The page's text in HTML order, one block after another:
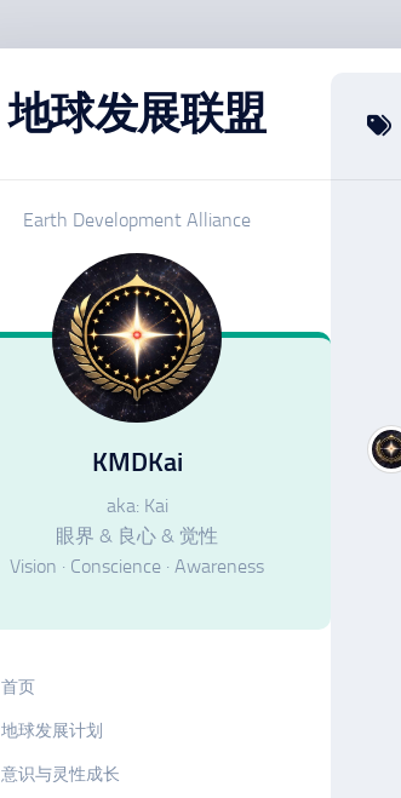
地球发展联盟
Earth Development Alliance
KMDKai
aka: Kai
眼界 & 良心 & 觉性
Vision · Conscience · Awareness
首页
地球发展计划
意识与灵性成长